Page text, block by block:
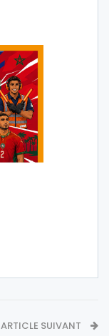
ARTICLE SUIVANT